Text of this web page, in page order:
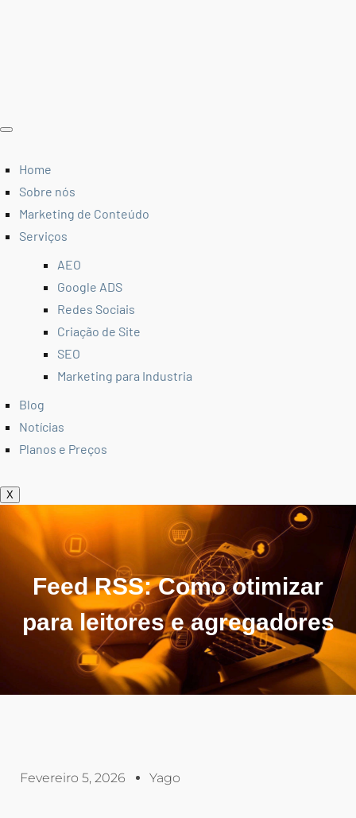
Home
Sobre nós
Marketing de Conteúdo
Serviços
AEO
Google ADS
Redes Sociais
Criação de Site
SEO
Marketing para Industria
Blog
Notícias
Planos e Preços
X
Feed RSS: Como otimizar
para leitores e agregadores
Fevereiro 5, 2026 Yago